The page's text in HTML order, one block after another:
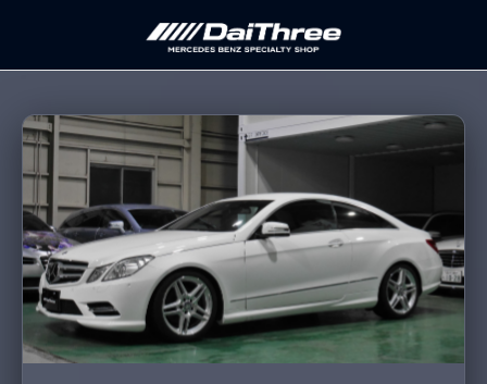
テ
DaiThree
Mercedes-Benz Specialty Shop